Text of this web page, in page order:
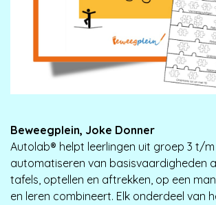
Beweegplein, Joke Donner
Autolab® helpt leerlingen uit groep 3 t/
automatiseren van basisvaardigheden
tafels, optellen en aftrekken, op een
en leren combineert. Elk onderdeel van